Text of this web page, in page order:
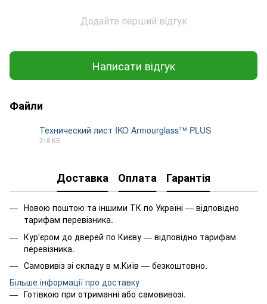
Додайте перший відгук
Написати відгук
Файли
Технический лист IKO Armourglass™ PLUS
318 КБ
Доставка Оплата Гарантія
Новою поштою та іншими ТК по Україні — відповідно
тарифам перевізника.
Кур'єром до дверей по Києву — відповідно тарифам
перевізника.
Самовивіз зі складу в м.Київ — безкоштовно.
Більше інформації про доставку
Готівкою при отриманні або самовивозі.